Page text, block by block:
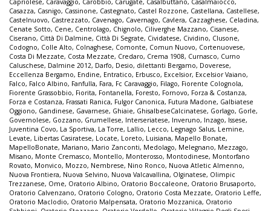
Capriolese, Caravaggio, Carobbio, Carugate, Casalbuttano, Casalmaiocco,
Casazza, Casnigo, Cassinone, Castegnato, Castel Rozzone, Castellana, Castellese,
Castelnuovo, Castrezzato, Cavenago, Cavernago, Cavlera, Cazzaghese, Celadina,
Cenate Sotto, Cene, Centrolago, Chignolo, Ciliverghe Mazzano, Cisanese,
Ciserano, Città Di Dalmine, Città Di Segrate, Cividatese, Cividino, Clusone,
Codogno, Colle Alto, Colnaghese, Comonte, Comun Nuovo, Cortenuovese,
Costa Di Mezzate, Costa Mezzate, Credaro, Crema 1908, Curnasco, Curno
Caluschese, Dalmine 2012, Darfo, Desio, dilettanti Bergamo, Doverese,
Eccellenza Bergamo, Endine, Entratico, Erbusco, Excelsior, Excelsior Vaiano,
Falco, Falco Albino, Fanfulla, Fara, Fc Caravaggio, Filago, Fiorente Colognola,
Fiorente Grassobbio, Fiorita, Fontanella, Foresto, Fornovo, Forza & Costanza,
Forza e Costanza, Frassati Ranica, Fulgor Canonica, Futura Madone, Galbiatese
Oggiono, Gandinese, Gavarnese, Ghiaie, GhisalbeseCalcinatese, Gorlago, Gorle,
Governolese, Gozzano, Grumellese, Interseriatese, Inveruno, Inzago, Issese,
Juventina Covo, La Sportiva, La Torre, Lallio, Lecco, Legnago Salus, Lemine,
Levate, Libertas Casiratese, Locate, Loreto, Luisiana, Mapello Bonate,
MapelloBonate, Mariano, Mario Zanconti, Medolago, Melegnano, Mezzago,
Misano, Monte Cremasco, Montello, Monterosso, Montodinese, Montorfano
Rovato, Monvico, Mozzo, Nembrese, Nino Ronco, Nuova Atletic Almenno,
Nuova Frontiera, Nuova Selvino, Nuova Valcavallina, Olginatese, Olimpic
Trezzanese, Ome, Oratorio Albino, Oratorio Boccaleone, Oratorio Brusaporto,
Oratorio Calvenzano, Oratorio Cologno, Oratorio Costa Mezzate, Oratorio Leffe,
Oratorio Maclodio, Oratorio Malpensata, Oratorio Mozzanica, Oratorio